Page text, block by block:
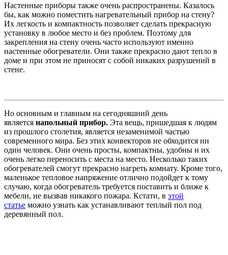
Настенные приборы также очень распространены. Казалось
бы, как можно поместить нагревательный прибор на стену?
Их легкость и компактность позволяет сделать прекрасную
установку в любое место и без проблем. Поэтому для
закрепления на стену очень часто используют именно
настенные обогреватели. Они также прекрасно дают тепло в
доме и при этом не приносят с собой никаких разрушений в
стене.
Но основным и главным на сегодняшний день
является напольный прибор. Эта вещь, пришедшая к людям
из прошлого столетия, является незаменимой частью
современного мира. Без этих конвекторов не обходится ни
один человек. Они очень просты, компактны, удобны и их
очень легко переносить с места на место. Несколько таких
обогревателей смогут прекрасно нагреть комнату. Кроме того,
маленькое тепловое напряжение отлично подойдет к тому
случаю, когда обогреватель требуется поставить и ближе к
мебели, не вызвав никакого пожара. Кстати, в этой
статье можно узнать как устанавливают теплый пол под
деревянный пол.